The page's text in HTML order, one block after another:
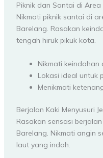
Piknik dan Santai di Area
Nikmati piknik santai di
Barelang. Rasakan
tengah hiruk pikuk kota.
Nikmati
Lokasi ideal untuk
Menikmati
Berjalan Kaki Menyusuri
Rasakan sensasi
Barelang. Nikmati angin
laut yang indah.